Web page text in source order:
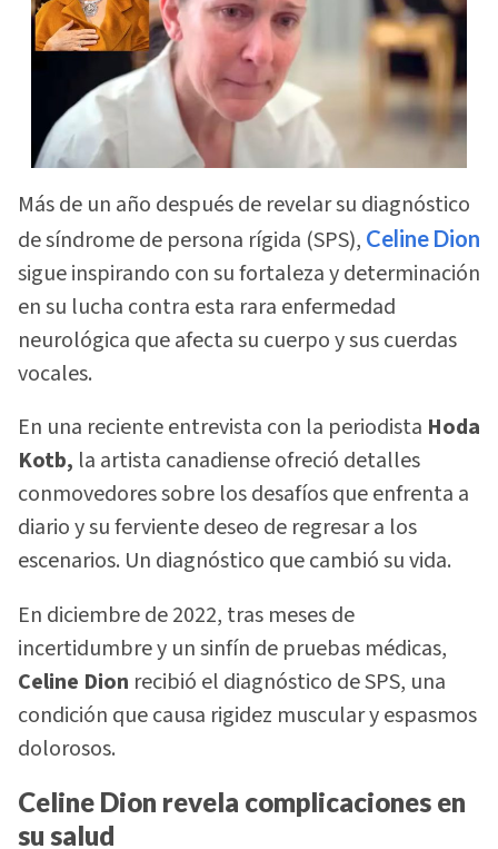
Más de un año después de revelar su diagnóstico
de síndrome de persona rígida (SPS), Celine Dion
sigue inspirando con su fortaleza y determinación
en su lucha contra esta rara enfermedad
neurológica que afecta su cuerpo y sus cuerdas
vocales.
En una reciente entrevista con la periodista Hoda
Kotb, la artista canadiense ofreció detalles
conmovedores sobre los desafíos que enfrenta a
diario y su ferviente deseo de regresar a los
escenarios. Un diagnóstico que cambió su vida.
En diciembre de 2022, tras meses de
incertidumbre y un sinfín de pruebas médicas,
Celine Dion recibió el diagnóstico de SPS, una
condición que causa rigidez muscular y espasmos
dolorosos.
Celine Dion revela complicaciones en
su salud